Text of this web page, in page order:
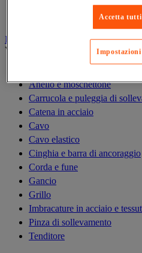
Imbracatura e accessori di
Vedi tutte le categorie
Anello e moschettone
Carrucola e puleggia di
Catena in acciaio
Cavo
Cavo elastico
Cinghia e barra di ancoraggio
Corda e fune
Gancio
Grillo
Imbracature in acciaio e
Pinza di sollevamento
Tenditore
Accetta tutti
Impostazioni